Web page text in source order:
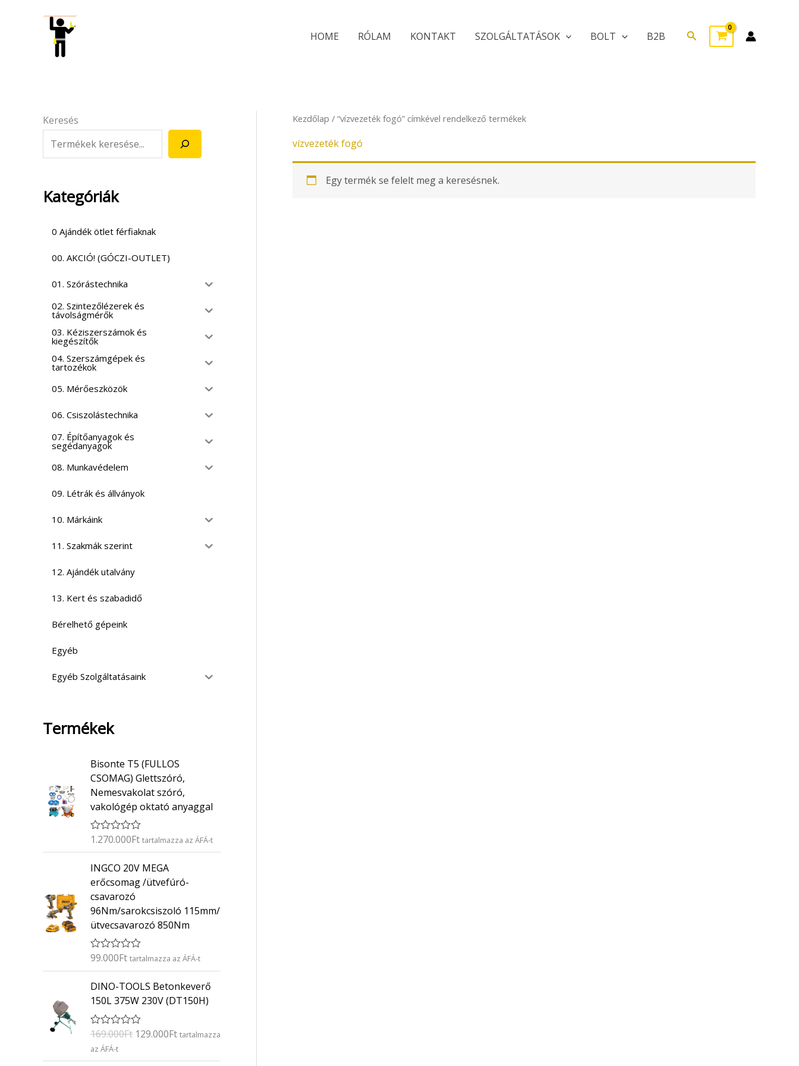
HOME RÓLAM KONTAKT SZOLGÁLTATÁSOK BOLT B2B Search
Keresés
Kategóriák
0 Ajándék ötlet férfiaknak
00. AKCIÓ! (GÓCZI-OUTLET)
01. Szórástechnika
02. Szintezőlézerek és
távolságmérők
03. Kéziszerszámok és
kiegészítők
04. Szerszámgépek és
tartozékok
05. Mérőeszközök
06. Csiszolástechnika
07. Építőanyagok és
segédanyagok
08. Munkavédelem
09. Létrák és állványok
10. Márkáink
11. Szakmák szerint
12. Ajándék utalvány
13. Kert és szabadidő
Bérelhető gépeink
Egyéb
Egyéb Szolgáltatásaink
Termékek
Bisonte T5 (FULLOS
CSOMAG) Glettszóró,
Nemesvakolat szóró,
vakológép oktató anyaggal
É
é
e
l
é
s
:
/
5
1.270.000Ft tartalmazza az ÁFÁ-t
INGCO 20V MEGA
erőcsomag /ütvefúró-
csavarozó
96Nm/sarokcsiszoló 115mm/
ütvecsavarozó 850Nm
É
é
k
e
é
s
0
/
99.000Ft tartalmazza az ÁFÁ-t
DINO-TOOLS Betonkeverő
150L 375W 230V (DT150H)
É
t
é
169.000Ft
O
r
g
129.000Ft
C
u
etartalmazza
az ÁFÁ-t
Kezdőlap / “vízvezeték fogó” címkével rendelkező termékek
vízvezeték fogó
Egy termék se felelt meg a keresésnek.